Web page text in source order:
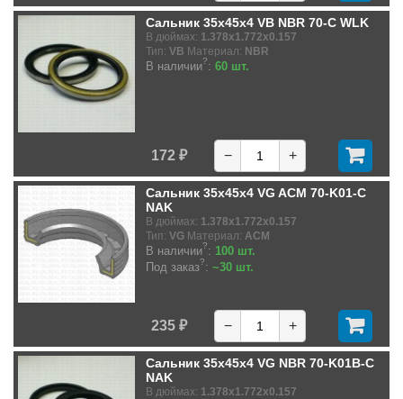
Сальник 35x45x4 VB NBR 70-C WLK
В дюймах: 1.378x1.772x0.157
Тип: VB Материал: NBR
В наличии?: 60 шт.
172 ₽ − +
Сальник 35x45x4 VG ACM 70-K01-C
NAK
В дюймах: 1.378x1.772x0.157
Тип: VG Материал: ACM
В наличии?: 100 шт.
Под заказ?: ~30 шт.
235 ₽ − +
Сальник 35x45x4 VG NBR 70-K01B-C
NAK
В дюймах: 1.378x1.772x0.157